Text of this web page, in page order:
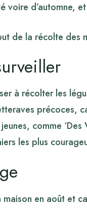
voire d’automne,
de la récolte des
à récolter les
précoces,
comme
les plus
en août et